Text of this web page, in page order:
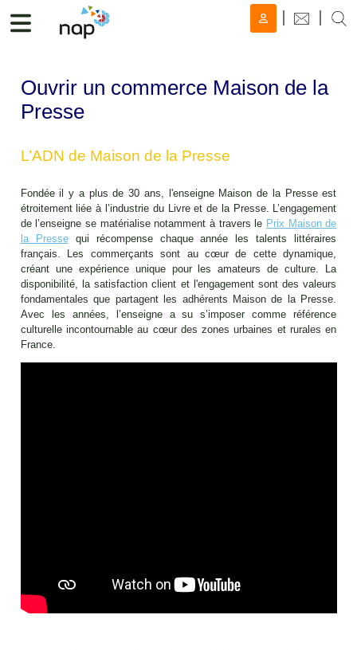
Ouvrir un commerce Maison de la
Presse
L’ADN de Maison de la Presse
Fondée il y a plus de 30 ans, l'enseigne Maison de la Presse est
étroitement liée à l’industrie du Livre et de la Presse. L’engagement
de l’enseigne se matérialise notamment à travers le Prix Maison de
la Pressequi récompense chaque année les talents littéraires
français. Les commerçants sont au cœur de cette dynamique,
créant une expérience unique pour les amateurs de culture. La
disponibilité, la satisfaction client et l'engagement sont des valeurs
fondamentales que partagent les adhérents Maison de la Presse.
Avec les années, l’enseigne a su s’imposer comme référence
culturelle incontournable au cœur des zones urbaines et rurales en
France.